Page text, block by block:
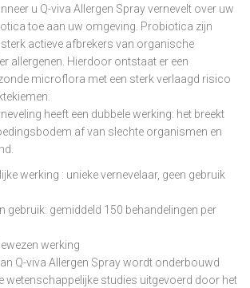
u Q-viva Allergen Spray vernevelt over uw
toe aan uw omgeving. Probiotica zijn
actieve afbrekers van organische
allergenen. Hierdoor ontstaat er een
microflora met een sterk verlaagd risico
heeft een dubbele werking: het breekt
af van slechte organismen en
werking : unieke vernevelaar, geen gebruik
gebruik: gemiddeld 150 behandelingen per
werking
Q-viva Allergen Spray wordt onderbouwd
wetenschappelijke studies uitgevoerd door het